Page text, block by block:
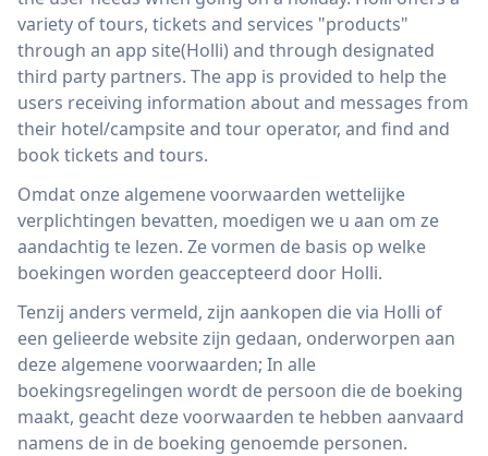
variety of tours, tickets and services "products"
through an app site(Holli) and through designated
third party partners. The app is provided to help the
users receiving information about and messages from
their hotel/campsite and tour operator, and find and
book tickets and tours.
Omdat onze algemene voorwaarden wettelijke
verplichtingen bevatten, moedigen we u aan om ze
aandachtig te lezen. Ze vormen de basis op welke
boekingen worden geaccepteerd door Holli.
Tenzij anders vermeld, zijn aankopen die via Holli of
een gelieerde website zijn gedaan, onderworpen aan
deze algemene voorwaarden; In alle
boekingsregelingen wordt de persoon die de boeking
maakt, geacht deze voorwaarden te hebben aanvaard
namens de in de boeking genoemde personen.